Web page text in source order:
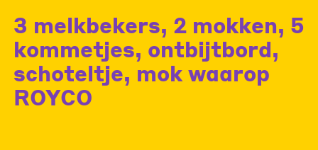
3 melkbekers, 2 mokken, 5
kommetjes, ontbijtbord,
schoteltje, mok waarop
ROYCO